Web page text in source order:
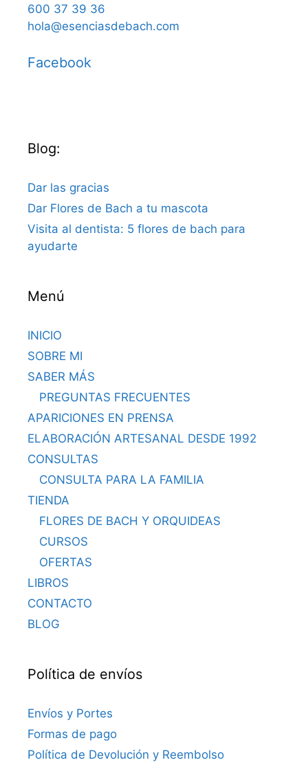
600 37 39 36
hola@esenciasdebach.com
Facebook
Blog:
Dar las gracias
Dar Flores de Bach a tu mascota
Visita al dentista: 5 flores de bach para
ayudarte
Menú
INICIO
SOBRE MI
SABER MÁS
PREGUNTAS FRECUENTES
APARICIONES EN PRENSA
ELABORACIÓN ARTESANAL DESDE 1992
CONSULTAS
CONSULTA PARA LA FAMILIA
TIENDA
FLORES DE BACH Y ORQUIDEAS
CURSOS
OFERTAS
LIBROS
CONTACTO
BLOG
Política de envíos
Envíos y Portes
Formas de pago
Política de Devolución y Reembolso